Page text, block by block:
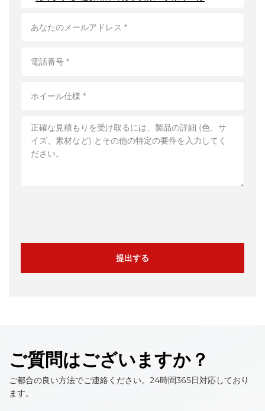
提出する
ご質問はございますか？
ご都合の良い方法でご連絡ください。24時間365日対応しており
ます。